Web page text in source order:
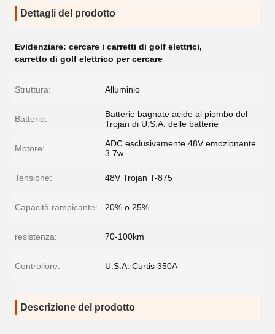
Dettagli del prodotto
Evidenziare: cercare i carretti di golf elettrici,
carretto di golf elettrico per cercare
Struttura: Alluminio
Batterie:
Batterie bagnate acide al piombo del
Trojan di U.S.A. delle batterie
Motore:
ADC esclusivamente 48V emozionante
3.7w
Tensione: 48V Trojan T-875
Capacità rampicante: 20% o 25%
resistenza: 70-100km
Controllore: U.S.A. Curtis 350A
Descrizione del prodotto